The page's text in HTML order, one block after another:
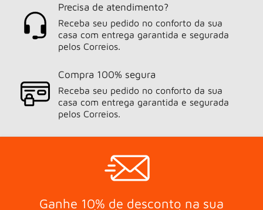
Precisa de atendimento?
Receba seu pedido no conforto da sua
casa com entrega garantida e segurada
pelos Correios.
Compra 100% segura
Receba seu pedido no conforto da sua
casa com entrega garantida e segurada
pelos Correios.
Ganhe 10% de desconto na sua